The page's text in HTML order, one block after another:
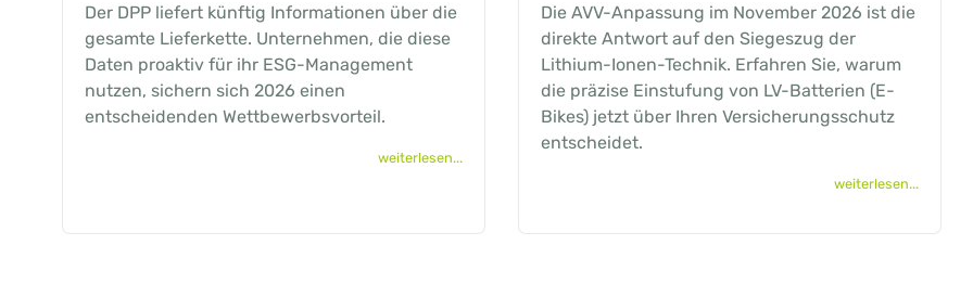
Der DPP liefert künftig Informationen über die
gesamte Lieferkette. Unternehmen, die diese
Daten proaktiv für ihr ESG-Management
nutzen, sichern sich 2026 einen
entscheidenden Wettbewerbsvorteil.
weiterlesen...
Die AVV-Anpassung im November 2026 ist die
direkte Antwort auf den Siegeszug der
Lithium-Ionen-Technik. Erfahren Sie, warum
die präzise Einstufung von LV-Batterien (E-
Bikes) jetzt über Ihren Versicherungsschutz
entscheidet.
weiterlesen...